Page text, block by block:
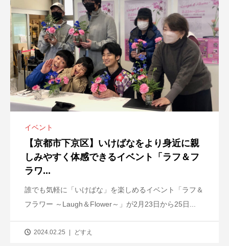
イベント
【京都市下京区】いけばなをより身近に親
しみやすく体感できるイベント「ラフ＆フ
ラワ...
誰でも気軽に「いけばな」を楽しめるイベント「ラフ＆
フラワー ～Laugh＆Flower～」が2月23日から25日...
2024.02.25 どすえ